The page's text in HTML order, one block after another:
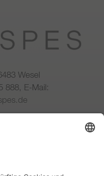
Wesel
888, E-Mail: